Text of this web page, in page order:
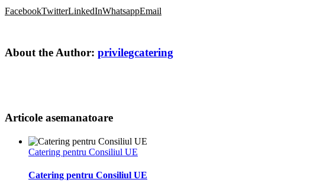
FacebookTwitterLinkedInWhatsappEmail
About the Author: privilegcatering
Articole asemanatoare
Catering pentru Consiliul UE
Catering pentru Consiliul UE